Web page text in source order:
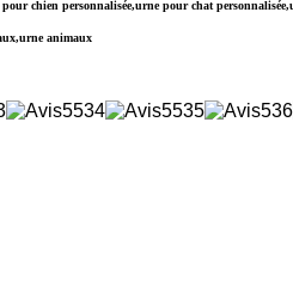
chien personnalisée,urne pour chat
animaux